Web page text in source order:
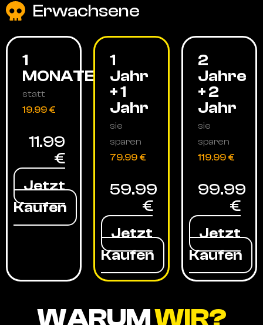
Erwachsene
1
MONATE
statt
19.99 €
11.99
€
Jetzt
Kaufen
1
Jahr
+ 1
Jahr
sie
sparen
79.99 €
59.99
€
Jetzt
Kaufen
2
Jahre
+ 2
Jahr
sie
sparen
119.99 €
99.99
€
Jetzt
Kaufen
WARUMWIR?